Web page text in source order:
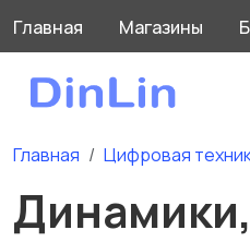
Главная Магазины
Главная Цифровая